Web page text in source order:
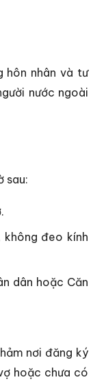
hôn nhân và tư
nước ngoài
sau:
đeo kính
dân hoặc Căn
nơi đăng ký
hoặc chưa có